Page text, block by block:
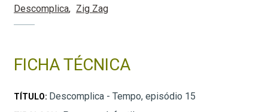
Descomplica Zig Zag
FICHA TÉCNICA
TÍTULO: Descomplica - Tempo, episódio 15